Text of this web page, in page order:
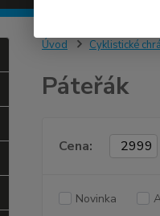
Úvod Cyklistické
Páteřák
Cena:
Novinka